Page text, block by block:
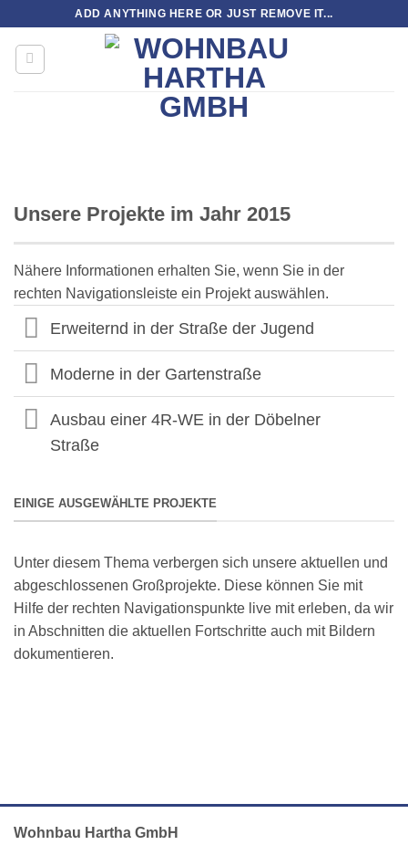
springen
ADD ANYTHING HERE OR JUST REMOVE IT...
Unsere Projekte im Jahr 2015
Nähere Informationen erhalten Sie, wenn Sie in der
rechten Navigationsleiste ein Projekt auswählen.
Erweiternd in der Straße der Jugend
Moderne in der Gartenstraße
Ausbau einer 4R-WE in der Döbelner
Straße
EINIGE AUSGEWÄHLTE PROJEKTE
Unter diesem Thema verbergen sich unsere aktuellen und
abgeschlossenen Großprojekte. Diese können Sie mit
Hilfe der rechten Navigationspunkte live mit erleben, da wir
in Abschnitten die aktuellen Fortschritte auch mit Bildern
dokumentieren.
Wohnbau Hartha GmbH